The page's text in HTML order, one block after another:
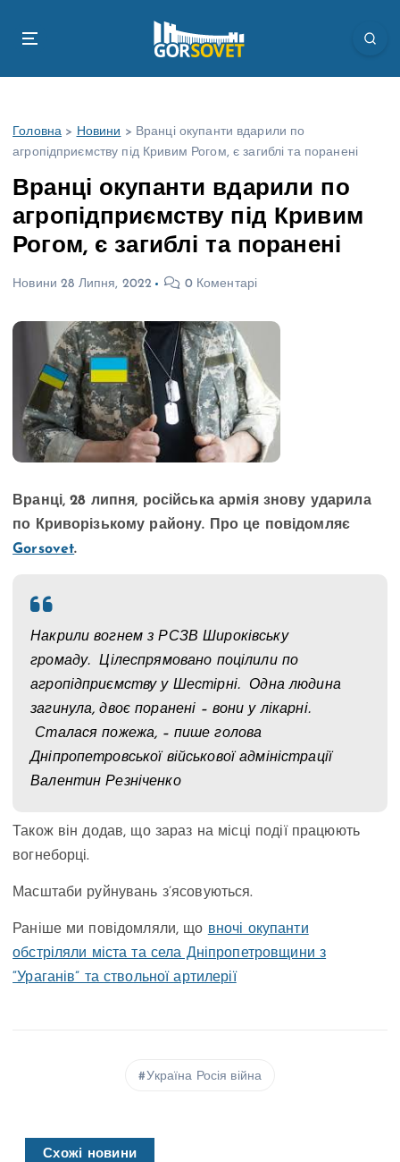
Головна > Новини > Вранці окупанти вдарили по
агропідприємству під Кривим Рогом, є загиблі та поранені
Вранці окупанти вдарили по
агропідприємству під Кривим
Рогом, є загиблі та поранені
Новини 28 Липня, 2022 0 Коментарі
Вранці, 28 липня, російська армія знову ударила
по Криворізькому району. Про це повідомляє
Gorsovet.
Накрили вогнем з РСЗВ Широківську
громаду. Цілеспрямовано поцілили по
агропідприємству у Шестірні. Одна людина
загинула, двоє поранені – вони у лікарні.
Сталася пожежа, – пише голова
Дніпропетровської військової адміністрації
Валентин Резніченко
Також він додав, що зараз на місці події працюють
вогнеборці.
Масштаби руйнувань з’ясовуються.
Раніше ми повідомляли, що вночі окупанти
обстріляли міста та села Дніпропетровщини з
“Ураганів” та ствольної артилерії
Україна Росія війна
Схожі новини